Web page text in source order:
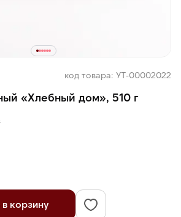
код товара: УТ-00002022
«Хлебный дом», 510 г
корзину